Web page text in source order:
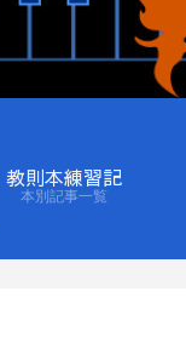
教則本練習記
本別記事一覧